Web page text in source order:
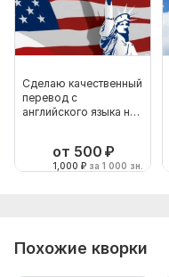
Сделаю качественный
перевод с
английского языка на
от 500 ₽
1,000 ₽ за 1 000 зн.
Похожие кворки